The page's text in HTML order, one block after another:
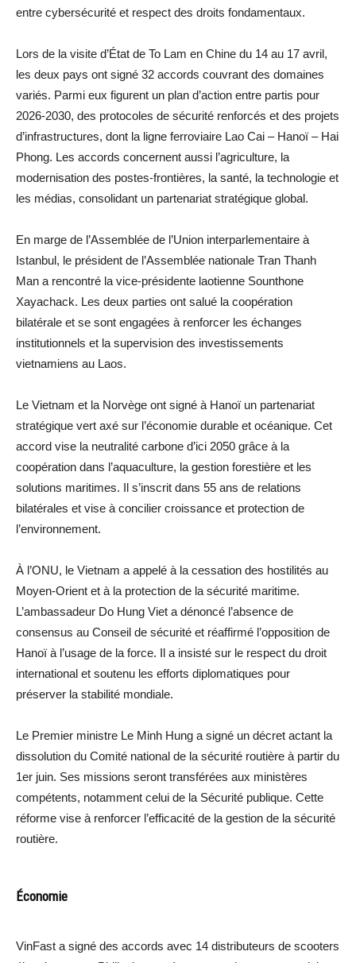
entre cybersécurité et respect des droits fondamentaux.
Lors de la visite d’État de To Lam en Chine du 14 au 17 avril,
les deux pays ont signé 32 accords couvrant des domaines
variés. Parmi eux figurent un plan d’action entre partis pour
2026-2030, des protocoles de sécurité renforcés et des projets
d’infrastructures, dont la ligne ferroviaire Lao Cai – Hanoï – Hai
Phong. Les accords concernent aussi l’agriculture, la
modernisation des postes-frontières, la santé, la technologie et
les médias, consolidant un partenariat stratégique global.
En marge de l’Assemblée de l’Union interparlementaire à
Istanbul, le président de l’Assemblée nationale Tran Thanh
Man a rencontré la vice-présidente laotienne Sounthone
Xayachack. Les deux parties ont salué la coopération
bilatérale et se sont engagées à renforcer les échanges
institutionnels et la supervision des investissements
vietnamiens au Laos.
Le Vietnam et la Norvège ont signé à Hanoï un partenariat
stratégique vert axé sur l’économie durable et océanique. Cet
accord vise la neutralité carbone d’ici 2050 grâce à la
coopération dans l’aquaculture, la gestion forestière et les
solutions maritimes. Il s’inscrit dans 55 ans de relations
bilatérales et vise à concilier croissance et protection de
l’environnement.
À l’ONU, le Vietnam a appelé à la cessation des hostilités au
Moyen-Orient et à la protection de la sécurité maritime.
L’ambassadeur Do Hung Viet a dénoncé l’absence de
consensus au Conseil de sécurité et réaffirmé l’opposition de
Hanoï à l’usage de la force. Il a insisté sur le respect du droit
international et soutenu les efforts diplomatiques pour
préserver la stabilité mondiale.
Le Premier ministre Le Minh Hung a signé un décret actant la
dissolution du Comité national de la sécurité routière à partir du
1er juin. Ses missions seront transférées aux ministères
compétents, notamment celui de la Sécurité publique. Cette
réforme vise à renforcer l’efficacité de la gestion de la sécurité
routière.
Économie
VinFast a signé des accords avec 14 distributeurs de scooters